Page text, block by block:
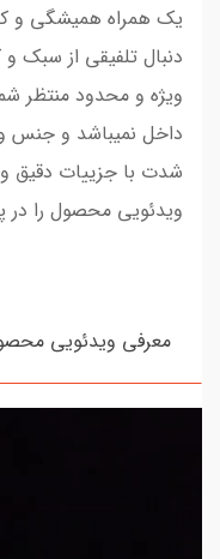
یک همراه همیشگی و
دنبال تلفیقی از سبک
ویژه و محدود منتظر
داخل نمیباشد و جنس
شدت با جزییات دقیق
ویدئویی محصول را در
معرفی ویدئویی